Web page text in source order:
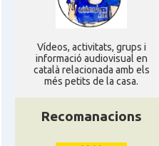
Ví­deos, activitats, grups i
informació audiovisual en
català relacionada amb els
més petits de la casa.
Recomanacions